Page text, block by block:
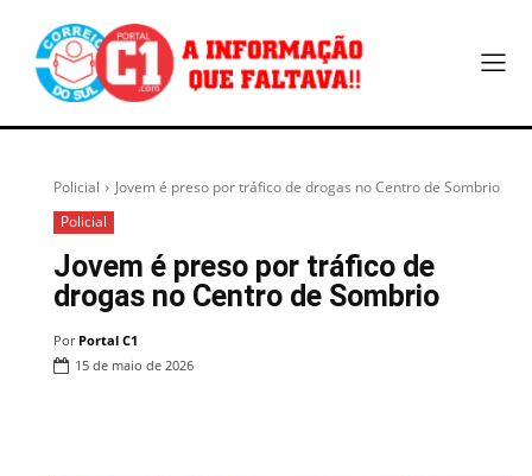
Policial
Jovem é preso por tráfico de drogas no Centro de Sombrio
Policial
Jovem é preso por tráfico de
drogas no Centro de Sombrio
Por Portal C1
15 de maio de 2026